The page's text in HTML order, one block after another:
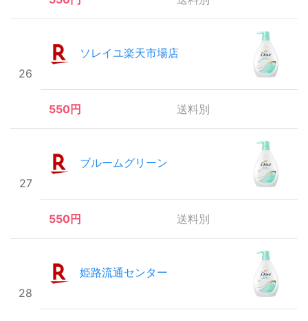
26
ソレイユ楽天市場店
550円 送料別
27
ブルームグリーン
550円 送料別
28
姫路流通センター